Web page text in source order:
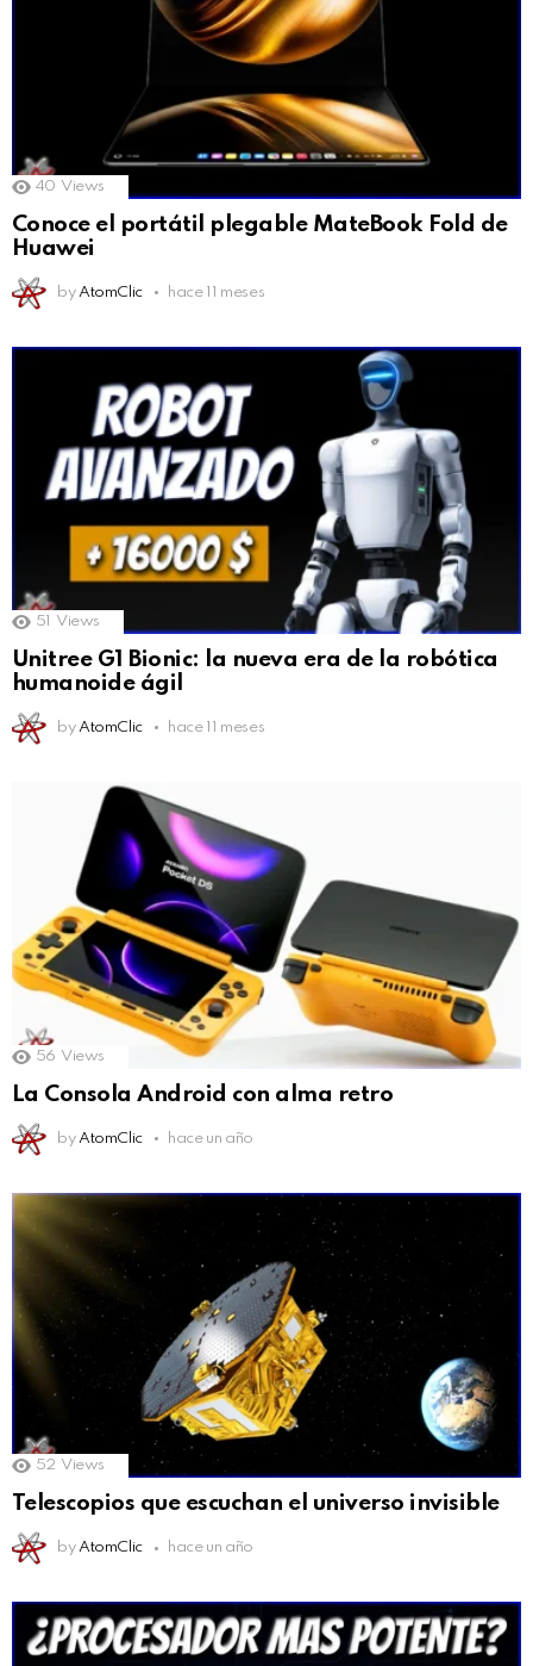
40 Views
Conoce el portátil plegable MateBook Fold de
Huawei
by AtomClic hace 11 meses
51 Views
Unitree G1 Bionic: la nueva era de la robótica
humanoide ágil
by AtomClic hace 11 meses
56 Views
La Consola Android con alma retro
by AtomClic hace un año
52 Views
Telescopios que escuchan el universo invisible
by AtomClic hace un año